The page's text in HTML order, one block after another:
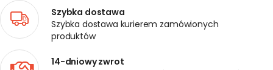
Szybka dostawa
Szybka dostawa kurierem zamówionych
produktów
14-dniowy zwrot